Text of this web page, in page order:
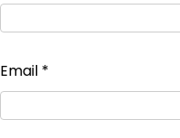
Email *